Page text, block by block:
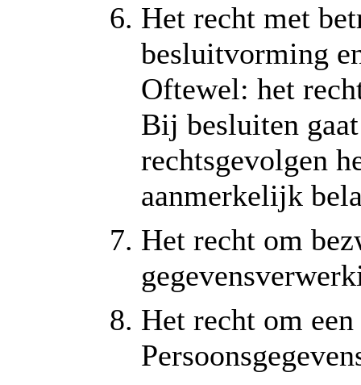
Het recht met
besluitvorming
Oftewel: het
Bij besluiten
rechtsgevolgen
aanmerkelijk
Het recht om
Het recht om